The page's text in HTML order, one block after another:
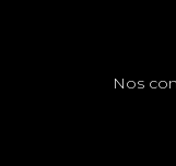
Nos